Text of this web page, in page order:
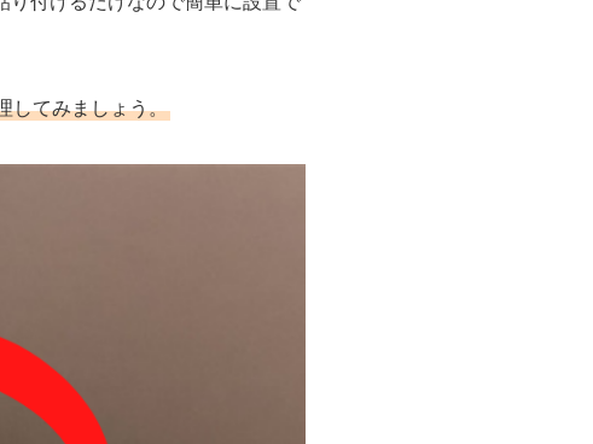
してみましょう。